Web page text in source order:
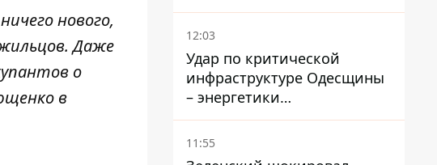
нового,
Даже
о
в
12:03
Удар по критической
инфраструктуре Одесщины
– энергетики
восстанавливают свет
11:55